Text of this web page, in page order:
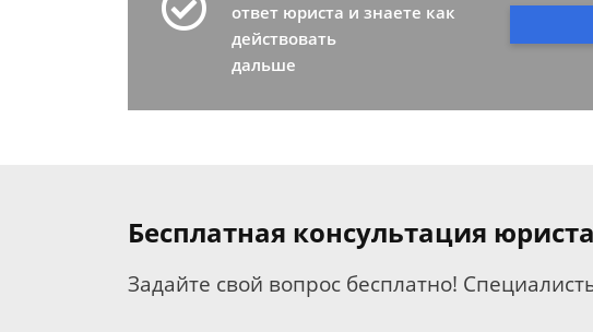
ответ юриста и знаете как
действовать
дальше
Бесплатная консультация юриста
Задайте свой вопрос бесплатно!